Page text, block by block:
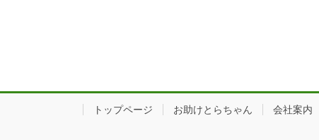
トップページ お助けとらちゃん 会社案内